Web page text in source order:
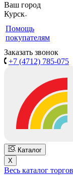
Ваш город
Курск
Помощь
покупателям
Заказать звонок
+7 (4712) 785-075
Каталог
X
Весь каталог